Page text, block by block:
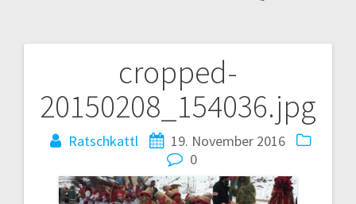
cropped-
20150208_154036.jpg
Ratschkattl
19. November 2016
0
Beitrags-
Navigation